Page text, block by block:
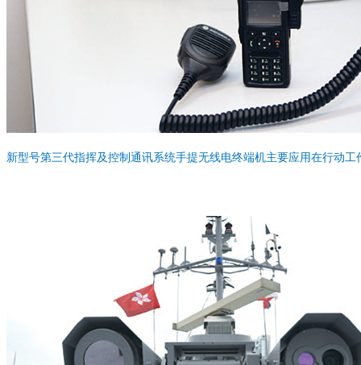
新型号第三代指挥及控制通讯系统手提无线电终端机主要应用在行动